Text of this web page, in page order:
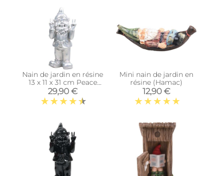
Nain de jardin en résine
13 x 11 x 31 cm Peace
(Argent)
29,90 €
Mini nain de jardin en
résine (Hamac)
12,90 €